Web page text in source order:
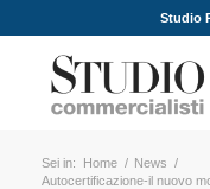
Studio
Sei in: Home / News /
Autocertificazione-il nuovo